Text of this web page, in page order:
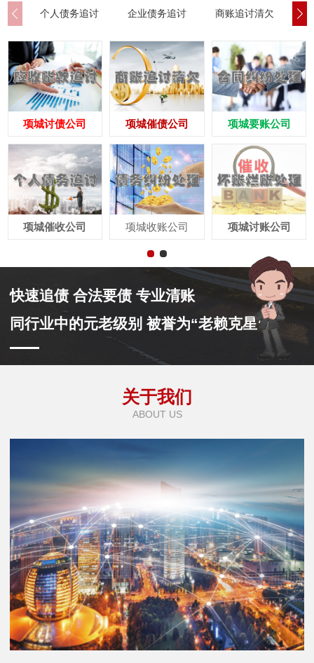
个人债务追讨 企业债务追讨 商账追讨清欠
项城讨债公司
项城催收公司
项城催债公司
项城收账公司
项城要账公司
项城讨账公司
快速追债 合法要债 专业清账
同行业中的元老级别 被誉为“老赖克星”
关于我们
ABOUT US